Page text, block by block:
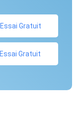
Essai Gratuit
Essai Gratuit